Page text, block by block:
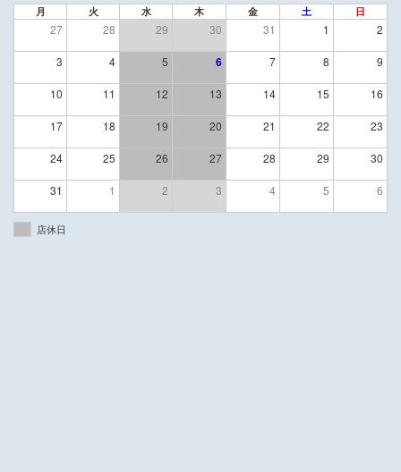
月 火 水 木 金 土 日
27 28 29 30 31 1 2
3 4 5 6 7 8 9
10 11 12 13 14 15 16
17 18 19 20 21 22 23
24 25 26 27 28 29 30
31 1 2 3 4 5 6
店休日